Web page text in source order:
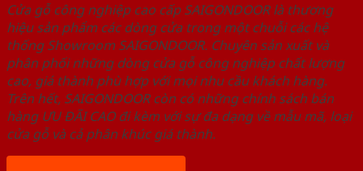
Cửa gỗ công nghiệp cao cấp SAIGONDOOR là thương
hiệu sản phẩm các dòng cửa trong một chuỗi các hệ
thống Showroom SAIGONDOOR. Chuyên sản xuất và
phân phối những dòng cửa gỗ công nghiệp chất lượng
cao, giá thành phù hợp với mọi nhu cầu khách hàng.
Trên hết, SAIGONDOOR còn có những chính sách bán
hàng ƯU ĐÃI CAO đi kèm với sự đa dạng về mẫu mã, loại
cửa gỗ và cả phân khúc giá thành.